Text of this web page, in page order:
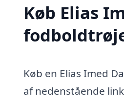
Køb Elias
Køb en Elias Imed
af nedenstående